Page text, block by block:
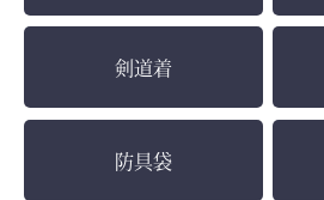
剣道着
防具袋